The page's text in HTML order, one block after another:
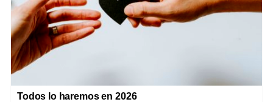
Todos lo haremos en 2026